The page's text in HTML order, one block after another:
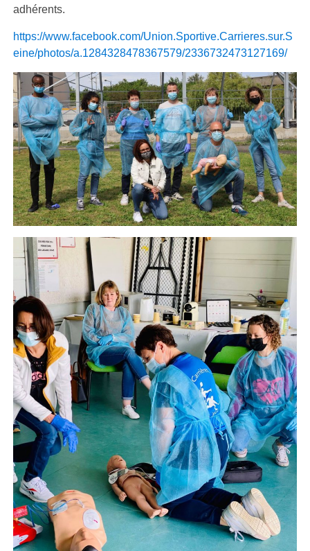
adhérents.
https://www.facebook.com/Union.Sportive.Carrieres.sur.S
eine/photos/a.1284328478367579/2336732473127169/